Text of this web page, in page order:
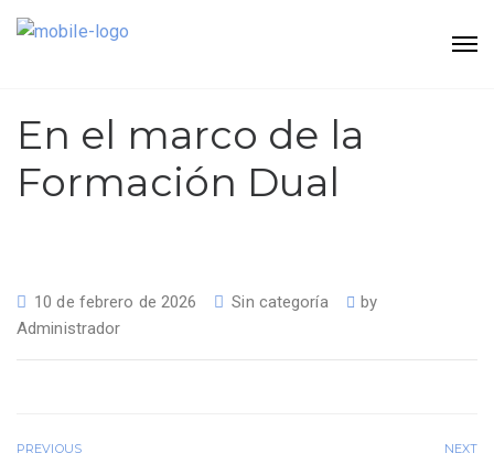
En el marco de la
Formación Dual
10 de febrero de 2026 Sin categoría
by
Administrador
PREVIOUS NEXT